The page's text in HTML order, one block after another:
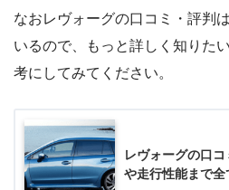
なおレヴォーグの口コミ・評判
いるので、もっと詳しく知りた
考にしてみてください。
レヴォーグの口
や走行性能まで全